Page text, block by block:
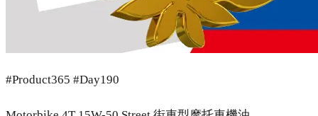
#Product365 #Day190